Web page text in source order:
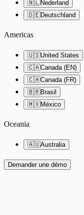
🇳🇱Nederland
🇩🇪Deutschland
Americas
🇺🇸United States
🇨🇦Canada (EN)
🇨🇦Canada (FR)
🇧🇷Brasil
🇲🇽México
Oceania
🇦🇺Australia
Demander une démo